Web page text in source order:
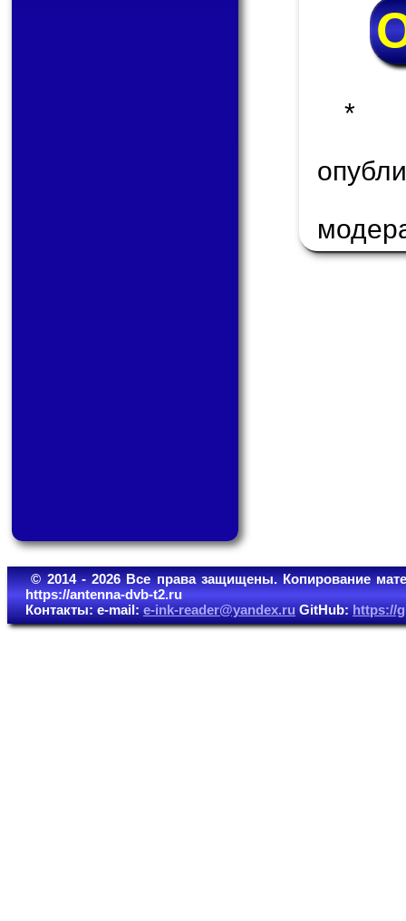
*
© 2014 - 2026 Все права защищены. Копирование
https://antenna-dvb-t2.ru
Контакты: e-mail:e-ink-reader@yandex.ruGitHub:https://